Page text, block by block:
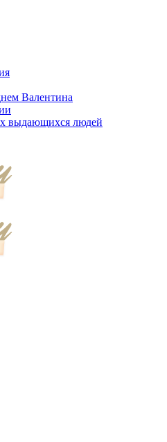
Валентина
выдающихся людей